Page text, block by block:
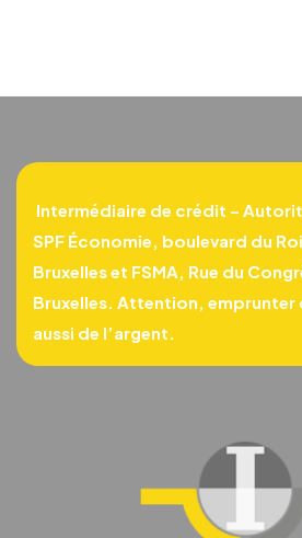
Intermédiaire de crédit –
SPF Économie, boulevard du
Bruxelles et FSMA, Rue du
Bruxelles. Attention, emprunter
aussi de l’argent.